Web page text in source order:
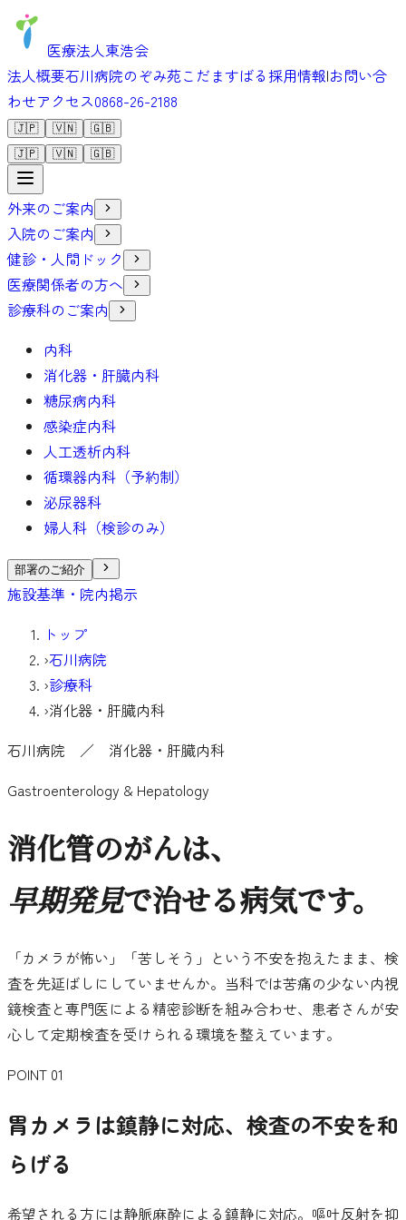
医療法人東浩会
法人概要石川病院のぞみ苑こだますばる採用情報|お問い合
わせアクセス0868-26-2188
🇯🇵 🇻🇳
🇬🇧
🇯🇵
🇻🇳 🇬🇧
外来のご案内
入院のご案内
健診・人間ドック
医療関係者の方へ
診療科のご案内
内科
消化器・肝臓内科
糖尿病内科
感染症内科
人工透析内科
循環器内科（予約制）
泌尿器科
婦人科（検診のみ）
部署のご紹介
施設基準・院内掲示
トップ
›石川病院
›診療科
›消化器・肝臓内科
石川病院 ／ 消化器・肝臓内科
Gastroenterology & Hepatology
消化管のがんは、
早期発見で治せる病気です。
「カメラが怖い」「苦しそう」という不安を抱えたまま、検
査を先延ばしにしていませんか。当科では苦痛の少ない内視
鏡検査と専門医による精密診断を組み合わせ、患者さんが安
心して定期検査を受けられる環境を整えています。
POINT 01
胃カメラは鎮静に対応、検査の不安を和
らげる
希望される方には静脈麻酔による鎮静に対応。嘔吐反射を抑